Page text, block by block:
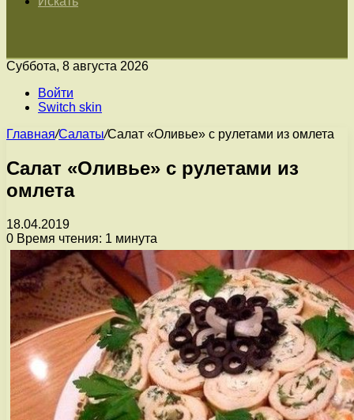
Суббота, 8 августа 2026
Войти
Switch skin
Главная/Салаты/Салат «Оливье» с рулетами из омлета
Салат «Оливье» с рулетами из
омлета
18.04.2019
0 Время чтения: 1 минута